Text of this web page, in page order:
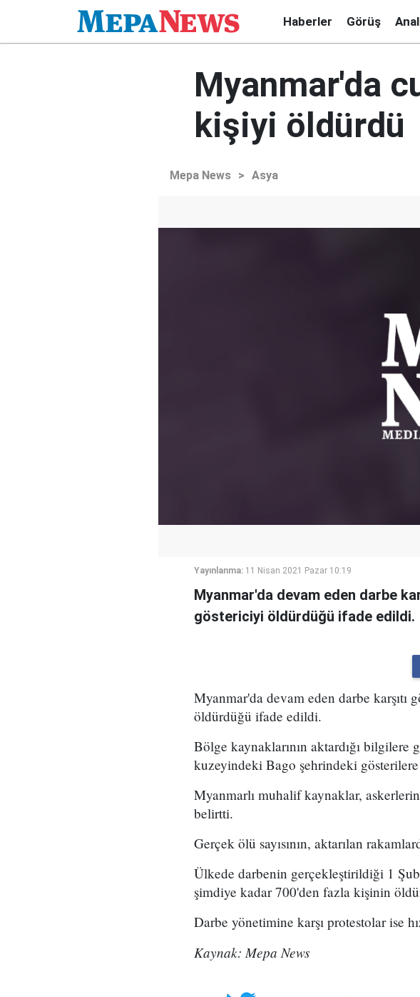
Haberler Görüş
Myanmar'da
kişiyi öldürdü
Mepa News > Asya
Yayınlanma: 11 Nisan 2021 Pazar 10:19
Myanmar'da devam eden darbe
göstericiyi öldürdüğü ifade edildi.
Myanmar'da devam eden darbe
öldürdüğü ifade edildi.
Bölge kaynaklarının aktardığı
kuzeyindeki Bago şehrindeki
Myanmarlı muhalif kaynaklar,
belirtti.
Gerçek ölü sayısının, aktarılan
Ülkede darbenin gerçekleştirildiği 1
şimdiye kadar 700'den fazla kişinin
Darbe yönetimine karşı protestolar ise
Kaynak: Mepa News